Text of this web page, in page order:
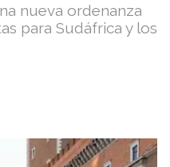
nueva ordenanza
para Sudáfrica y los